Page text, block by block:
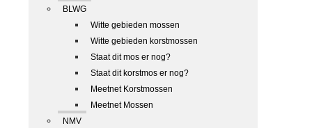
BLWG
Witte gebieden mossen
Witte gebieden korstmossen
Staat dit mos er nog?
Staat dit korstmos er nog?
Meetnet Korstmossen
Meetnet Mossen
NMV